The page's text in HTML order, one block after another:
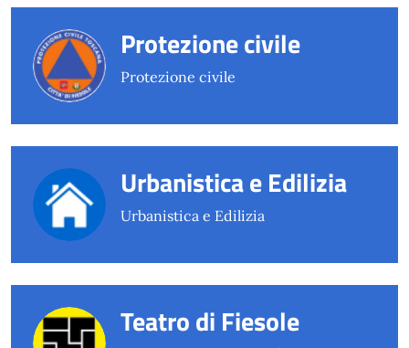
Protezione civile
Protezione civile
Urbanistica e Edilizia
Urbanistica e Edilizia
Teatro di Fiesole